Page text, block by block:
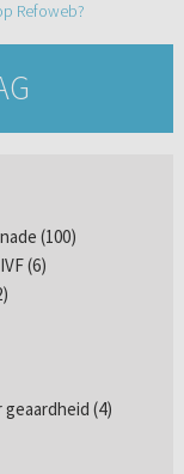
Refoweb?
(100)
(6)
(4)